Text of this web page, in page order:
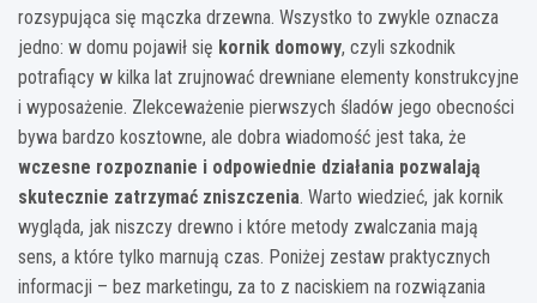
rozsypująca się mączka drzewna. Wszystko to zwykle oznacza
jedno: w domu pojawił się kornik domowy, czyli szkodnik
potrafiący w kilka lat zrujnować drewniane elementy konstrukcyjne
i wyposażenie. Zlekceważenie pierwszych śladów jego obecności
bywa bardzo kosztowne, ale dobra wiadomość jest taka, że
wczesne rozpoznanie i odpowiednie działania pozwalają
skutecznie zatrzymać zniszczenia. Warto wiedzieć, jak kornik
wygląda, jak niszczy drewno i które metody zwalczania mają
sens, a które tylko marnują czas. Poniżej zestaw praktycznych
informacji – bez marketingu, za to z naciskiem na rozwiązania